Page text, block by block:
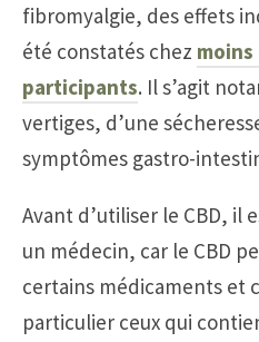
fibromyalgie, des effets
été constatés chez moins
participants. Il s’agit
vertiges, d’une
symptômes gastro-
Avant d’utiliser le CBD,
un médecin, car le CBD
certains médicaments et
particulier ceux qui